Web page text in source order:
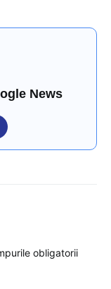
News
obligatorii